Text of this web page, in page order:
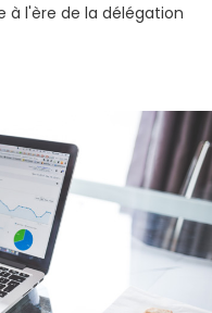
à l'ère de la délégation